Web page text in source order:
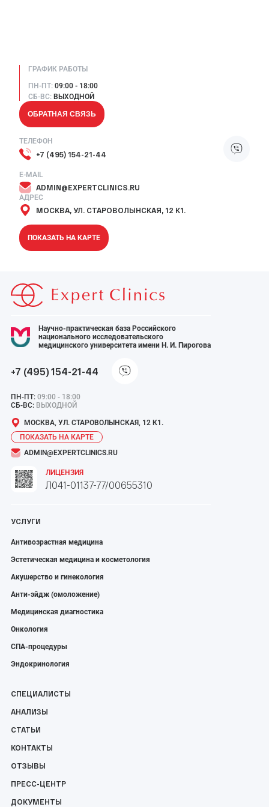
ОБРАТНАЯ СВЯЗЬ
ТЕЛЕФОН
+7 (495) 154-21-44
E-MAIL
ADMIN@EXPERTCLINICS.RU
АДРЕС
МОСКВА, УЛ. СТАРОВОЛЫНСКАЯ, 12 К1.
ПОКАЗАТЬ НА КАРТЕ
ГРАФИК РАБОТЫ
ПН-ПТ: 09:00 - 18:00
СБ-ВС: ВЫХОДНОЙ
Научно-практическая база Российского
национального исследовательского
медицинского университета имени Н. И. Пирогова
+7 (495) 154-21-44
ПН-ПТ: 09:00 - 18:00
СБ-ВС: ВЫХОДНОЙ
МОСКВА, УЛ. СТАРОВОЛЫНСКАЯ, 12 К1.
ПОКАЗАТЬ НА КАРТЕ
ADMIN@EXPERTCLINICS.RU
ЛИЦЕНЗИЯ
Л041-01137-77/00655310
УСЛУГИ
Антивозрастная медицина
Эстетическая медицина и косметология
Акушерство и гинекология
Анти-эйдж (омоложение)
Медицинская диагностика
Онкология
СПА-процедуры
Эндокринология
СПЕЦИАЛИСТЫ
АНАЛИЗЫ
СТАТЬИ
КОНТАКТЫ
ОТЗЫВЫ
ПРЕСС-ЦЕНТР
ДОКУМЕНТЫ